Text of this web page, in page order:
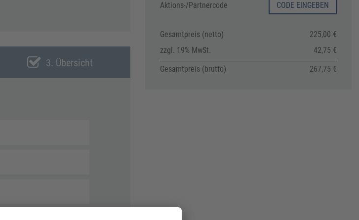
3. Übersicht
Aktions-/Partnercode CODE EINGEBEN
Gesamtpreis (netto)
225,00 €
zzgl. 19% MwSt.
42,75 €
Gesamtpreis (brutto)
267,75 €